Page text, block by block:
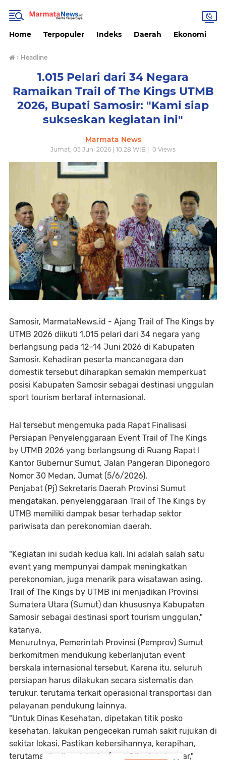
Home Terpopuler Indeks Daerah Ekonomi
› Headline
1.015 Pelari dari 34 Negara
Ramaikan Trail of The Kings UTMB
2026, Bupati Samosir: "Kami siap
sukseskan kegiatan ini"
Marmata News
Jumat, 05 Juni 2026 | 10.28 WIB | 0 Views
Samosir, MarmataNews.id - Ajang Trail of The Kings by
UTMB 2026 diikuti 1.015 pelari dari 34 negara yang
berlangsung pada 12–14 Juni 2026 di Kabupaten
Samosir. Kehadiran peserta mancanegara dan
domestik tersebut diharapkan semakin memperkuat
posisi Kabupaten Samosir sebagai destinasi unggulan
sport tourism bertaraf internasional.
Hal tersebut mengemuka pada Rapat Finalisasi
Persiapan Penyelenggaraan Event Trail of The Kings
by UTMB 2026 yang berlangsung di Ruang Rapat I
Kantor Gubernur Sumut, Jalan Pangeran Diponegoro
Nomor 30 Medan, Jumat (5/6/2026).
Penjabat (Pj) Sekretaris Daerah Provinsi Sumut
mengatakan, penyelenggaraan Trail of The Kings by
UTMB memiliki dampak besar terhadap sektor
pariwisata dan perekonomian daerah.
"Kegiatan ini sudah kedua kali. Ini adalah salah satu
event yang mempunyai dampak meningkatkan
perekonomian, juga menarik para wisatawan asing.
Trail of The Kings by UTMB ini menjadikan Provinsi
Sumatera Utara (Sumut) dan khususnya Kabupaten
Samosir sebagai destinasi sport tourism unggulan,"
katanya.
Menurutnya, Pemerintah Provinsi (Pemprov) Sumut
berkomitmen mendukung keberlanjutan event
berskala internasional tersebut. Karena itu, seluruh
persiapan harus dilakukan secara sistematis dan
terukur, terutama terkait operasional transportasi dan
pelayanan pendukung lainnya.
"Untuk Dinas Kesehatan, dipetakan titik posko
kesehatan, lakukan pengecekan rumah sakit rujukan di
sekitar lokasi. Pastikan kebersihannya, kerapihan,
terutama di wilayah Waterfront City dekat pasar,"